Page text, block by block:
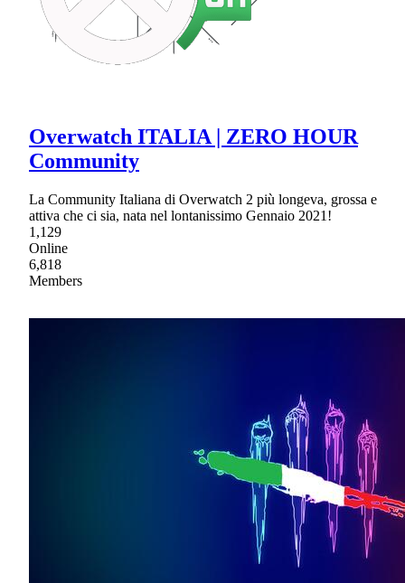
Overwatch ITALIA | ZERO HOUR
Community
La Community Italiana di Overwatch 2 più longeva, grossa e
attiva che ci sia, nata nel lontanissimo Gennaio 2021!
1,129
Online
6,818
Members